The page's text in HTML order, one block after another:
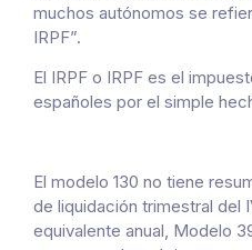
muchos autónomos se
IRPF”.
El IRPF o IRPF es el
españoles por el simple
El modelo 130 no tiene
de liquidación trimestral del
equivalente anual, Modelo